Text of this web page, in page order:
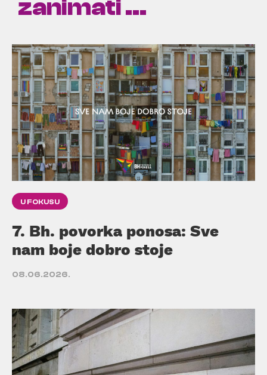
zanimati ...
U FOKUSU
7. Bh. povorka ponosa: Sve
nam boje dobro stoje
08.06.2026.